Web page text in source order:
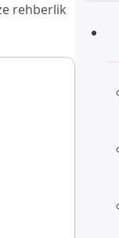
Başlayın
Şimdi İzle
rehberlik